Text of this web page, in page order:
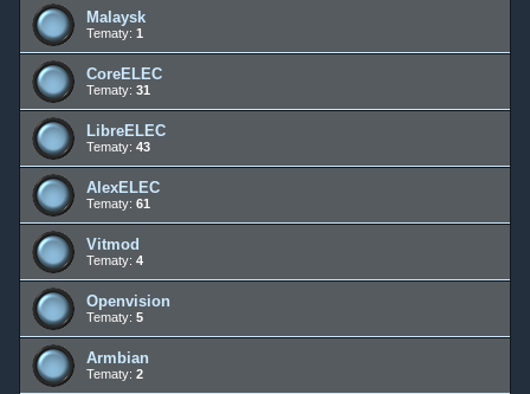
Malaysk
Tematy: 1
CoreELEC
Tematy: 31
LibreELEC
Tematy: 43
AlexELEC
Tematy: 61
Vitmod
Tematy: 4
Openvision
Tematy: 5
Armbian
Tematy: 2